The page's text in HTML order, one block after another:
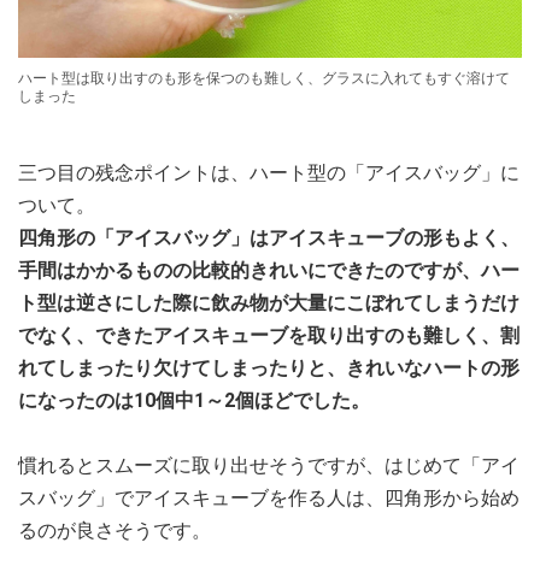
ハート型は取り出すのも形を保つのも難しく、グラスに入れてもすぐ溶けて
しまった
三つ目の残念ポイントは、ハート型の「アイスバッグ」に
ついて。
四角形の「アイスバッグ」はアイスキューブの形もよく、
手間はかかるものの比較的きれいにできたのですが、ハー
ト型は逆さにした際に飲み物が大量にこぼれてしまうだけ
でなく、できたアイスキューブを取り出すのも難しく、割
れてしまったり欠けてしまったりと、きれいなハートの形
になったのは10個中1～2個ほどでした。
慣れるとスムーズに取り出せそうですが、はじめて「アイ
スバッグ」でアイスキューブを作る人は、四角形から始め
るのが良さそうです。